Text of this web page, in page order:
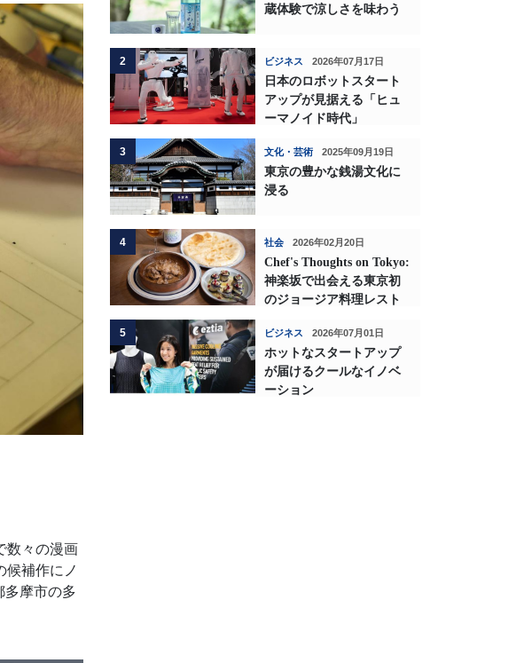
数々の漫画
候補作にノ
多摩市の多
蔵体験で涼しさを味わう
2 ビジネス 2026年07月17日
日本のロボットスタート
アップが見据える「ヒュ
ーマノイド時代」
3 文化・芸術 2025年09月19日
東京の豊かな銭湯文化に
浸る
4 社会 2026年02月20日
Chef's Thoughts on Tokyo:
神楽坂で出会える東京初
のジョージア料理レスト
5 ビジネス 2026年07月01日
ホットなスタートアップ
が届けるクールなイノベ
ーション